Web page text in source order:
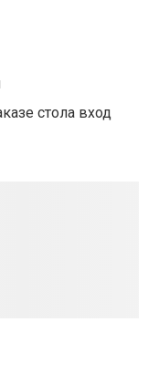
стола вход